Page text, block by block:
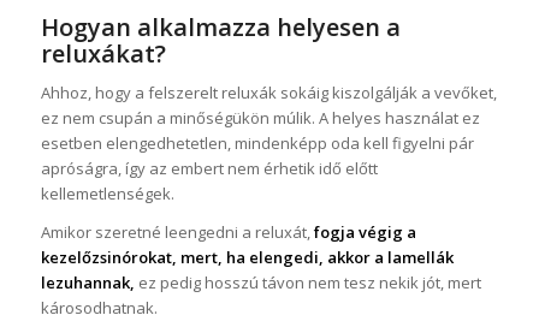
Hogyan alkalmazza helyesen a
reluxákat?
Ahhoz, hogy a felszerelt reluxák sokáig kiszolgálják a vevőket,
ez nem csupán a minőségükön múlik. A helyes használat ez
esetben elengedhetetlen, mindenképp oda kell figyelni pár
apróságra, így az embert nem érhetik idő előtt
kellemetlenségek.
Amikor szeretné leengedni a reluxát,fogja végig a
kezelőzsinórokat, mert, ha elengedi, akkor a lamellák
lezuhannak, ez pedig hosszú távon nem tesz nekik jót, mert
károsodhatnak.